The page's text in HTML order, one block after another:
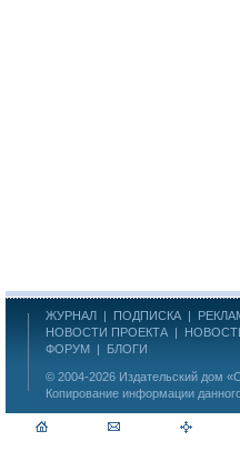
ЖУРНАЛ | ПОДПИСКА |
НОВОСТИ ПРОЕКТА |
ФОРУМ | БЛОГИ
© 2004-2026 Издательский дом
Копирование информации